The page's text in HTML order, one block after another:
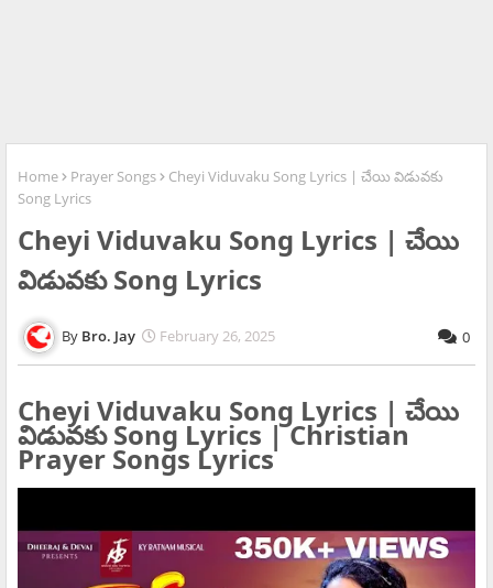
Home Prayer Songs
Cheyi Viduvaku Song Lyrics | చేయి విడువకు
Song Lyrics
Cheyi Viduvaku Song Lyrics | చేయి
విడువకు Song Lyrics
Bro. Jay February 26, 2025 0
Cheyi Viduvaku Song Lyrics | చేయి
విడువకు Song Lyrics | Christian
Prayer Songs Lyrics